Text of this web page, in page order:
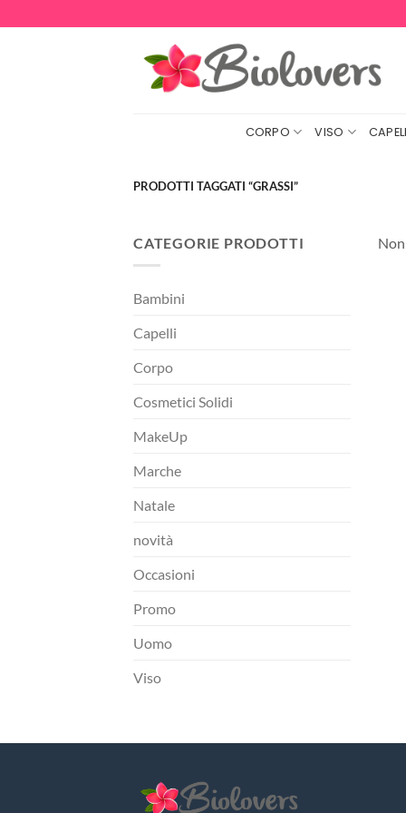
ai
CORPO VISO
PRODOTTI TAGGATI “GRASSI”
CATEGORIE PRODOTTI
Bambini
Capelli
Corpo
Cosmetici Solidi
MakeUp
Marche
Natale
novità
Occasioni
Promo
Uomo
Viso